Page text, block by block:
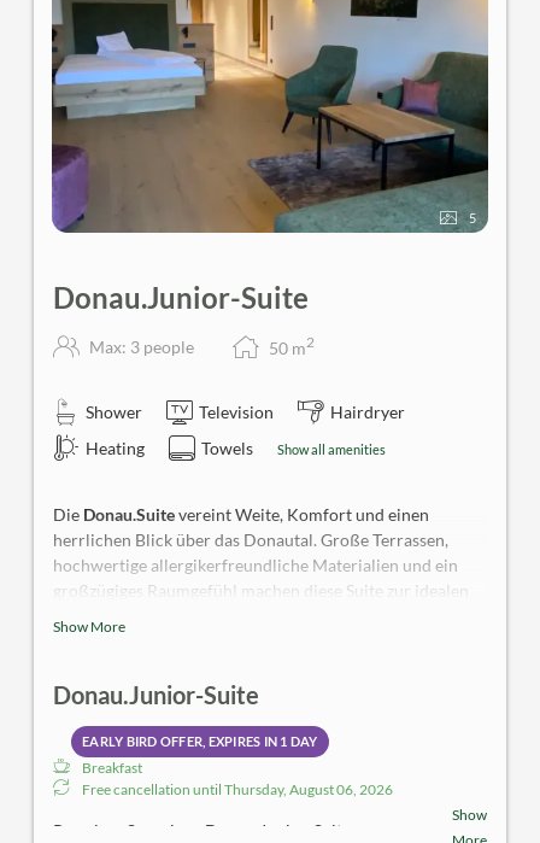
5
Donau.Junior-Suite
Max: 3 people 50 m2
Shower Television
Hairdryer
Heating
Towels Show all amenities
Die Donau.Suitevereint Weite, Komfort und einen
herrlichen Blick über das Donautal. Große Terrassen,
hochwertige allergikerfreundliche Materialien und ein
großzügiges Raumgefühl machen diese Suite zur idealen
Show More
Donau.Junior-Suite
EARLY BIRD OFFER, EXPIRES IN 1 DAY
Breakfast
Free cancellation until Thursday, August 06, 2026
Premium Superior - Donau.Junior-Suite
Show